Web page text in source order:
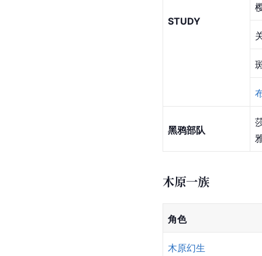
STUDY
黑鸦部队
木原一族
角色
木原幻生